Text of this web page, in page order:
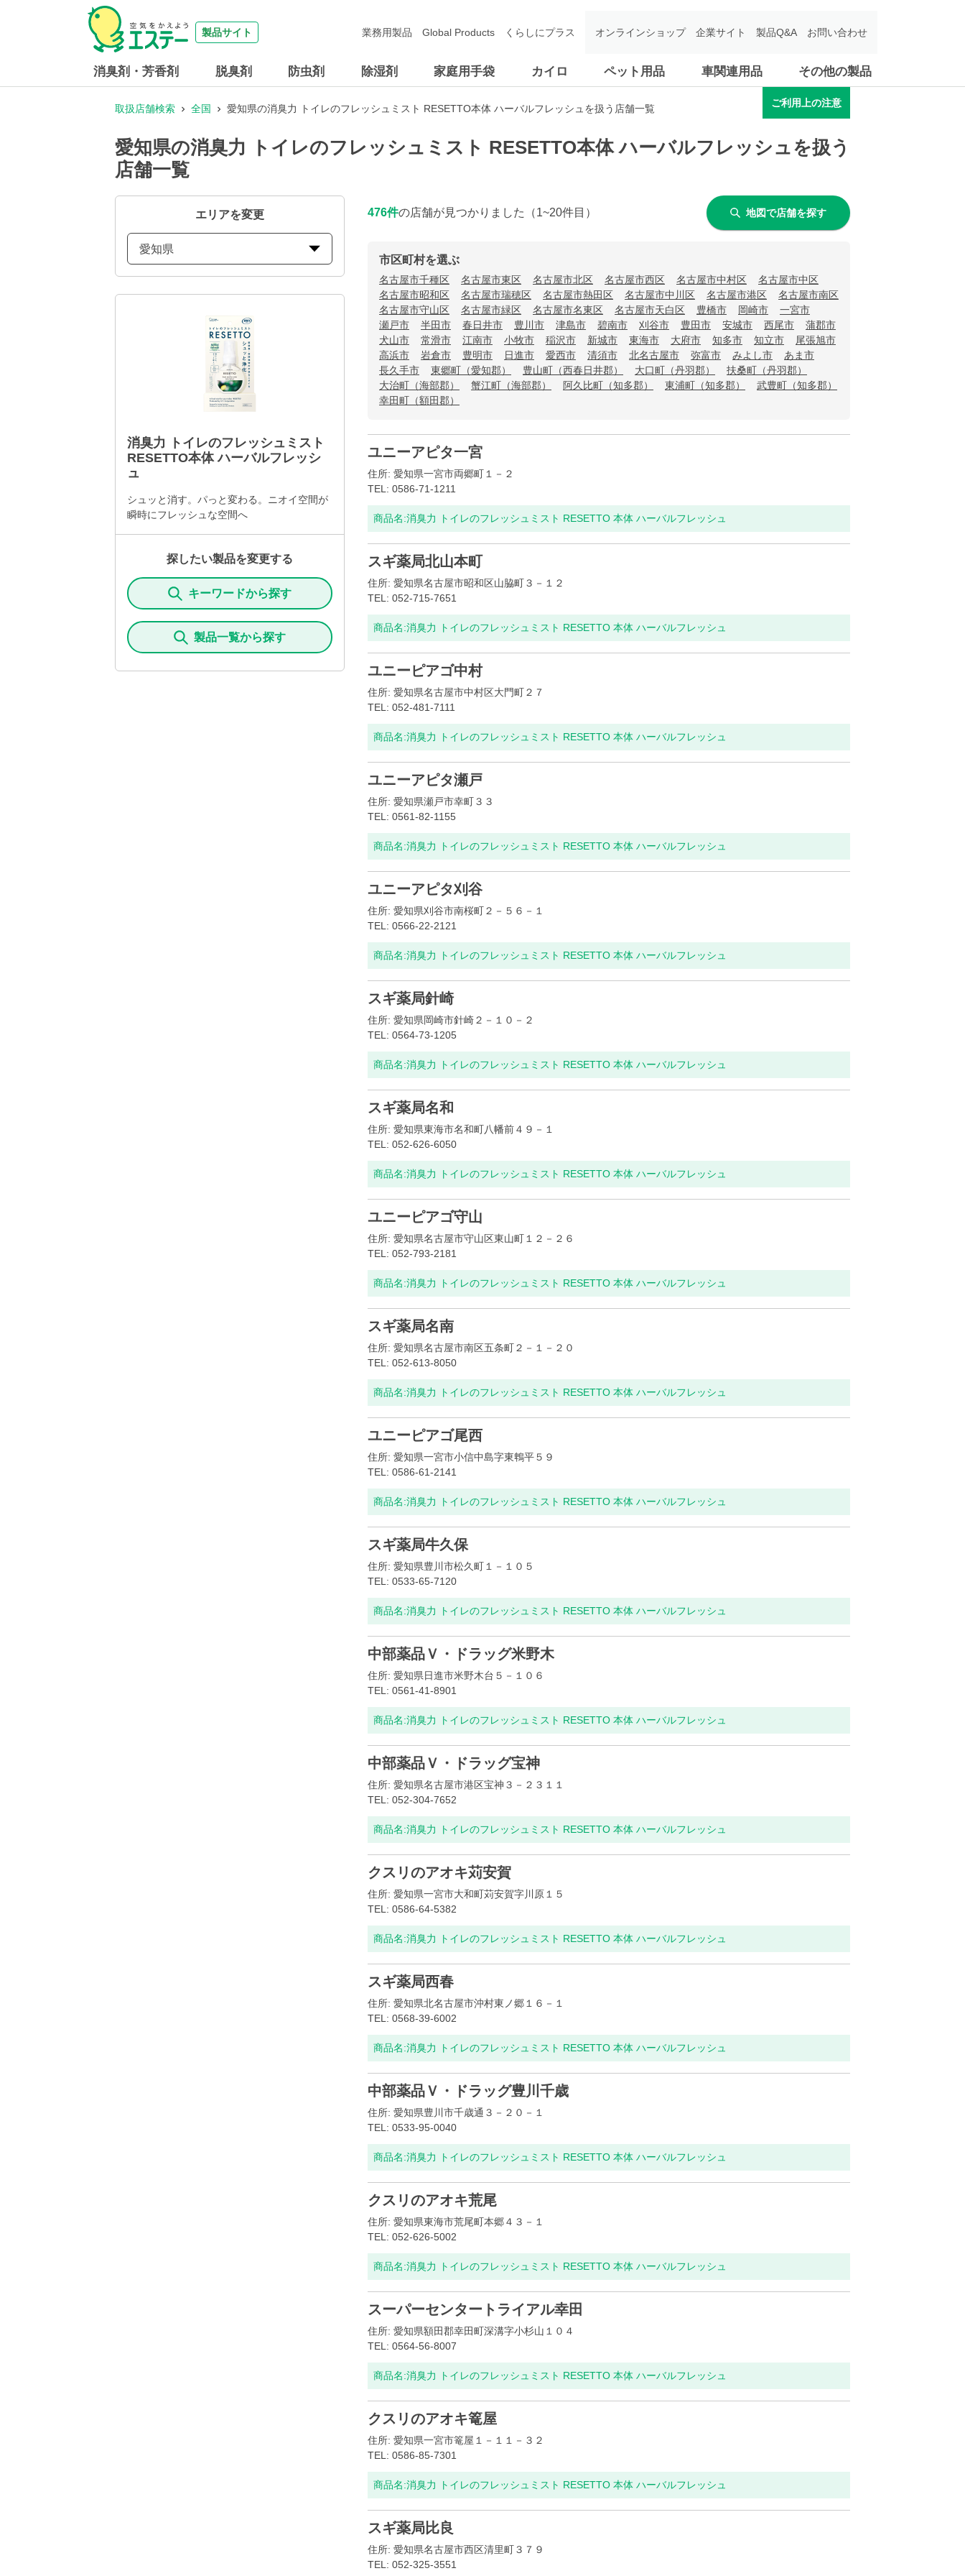
製品サイト
消臭剤・芳香剤 脱臭剤 防虫剤 除湿剤 家庭用手袋 カイロ ペット用品 車関連用品 その他の製品
業務用製品 Global Products くらしにプラス オンラインショップ 企業サイト 製品Q&A お問い合わせ
取扱店舗検索 全国 愛知県の消臭力 トイレのフレッシュミスト RESETTO本体 ハーバルフレッシュを扱う店舗一覧
ご利用上の注意
愛知県の消臭力 トイレのフレッシュミスト RESETTO本体 ハーバルフレッシュを扱う
店舗一覧
エリアを変更
愛知県
消臭力 トイレのフレッシュミスト
RESETTO本体 ハーバルフレッシ
ュ
シュッと消す。パっと変わる。ニオイ空間が
瞬時にフレッシュな空間へ
探したい製品を変更する
キーワードから探す
製品一覧から探す
476件の店舗が見つかりました （1~20件目） 地図で店舗を探す
市区町村を選ぶ
名古屋市千種区 名古屋市東区 名古屋市北区 名古屋市西区 名古屋市中村区
名古屋市中区
名古屋市昭和区
名古屋市瑞穂区 名古屋市熱田区 名古屋市中川区 名古屋市港区
名古屋市南区
名古屋市守山区
名古屋市緑区 名古屋市名東区 名古屋市天白区 豊橋市 岡崎市
一宮市
瀬戸市
半田市 春日井市 豊川市 津島市 碧南市 刈谷市 豊田市 安城市 西尾市
蒲郡市
犬山市
常滑市 江南市 小牧市 稲沢市 新城市 東海市 大府市 知多市 知立市
尾張旭市
高浜市
岩倉市 豊明市 日進市 愛西市 清須市 北名古屋市 弥富市 みよし市
あま市
長久手市
東郷町（愛知郡） 豊山町（西春日井郡） 大口町（丹羽郡）
扶桑町（丹羽郡）
大治町（海部郡）
蟹江町（海部郡） 阿久比町（知多郡） 東浦町（知多郡）
武豊町（知多郡）
幸田町（額田郡）
ユニーアピタ一宮
住所: 愛知県一宮市両郷町１－２
TEL: 0586-71-1211
商品名:消臭力 トイレのフレッシュミスト RESETTO 本体 ハーバルフレッシュ
スギ薬局北山本町
住所: 愛知県名古屋市昭和区山脇町３－１２
TEL: 052-715-7651
商品名:消臭力 トイレのフレッシュミスト RESETTO 本体 ハーバルフレッシュ
ユニーピアゴ中村
住所: 愛知県名古屋市中村区大門町２７
TEL: 052-481-7111
商品名:消臭力 トイレのフレッシュミスト RESETTO 本体 ハーバルフレッシュ
ユニーアピタ瀬戸
住所: 愛知県瀬戸市幸町３３
TEL: 0561-82-1155
商品名:消臭力 トイレのフレッシュミスト RESETTO 本体 ハーバルフレッシュ
ユニーアピタ刈谷
住所: 愛知県刈谷市南桜町２－５６－１
TEL: 0566-22-2121
商品名:消臭力 トイレのフレッシュミスト RESETTO 本体 ハーバルフレッシュ
スギ薬局針崎
住所: 愛知県岡崎市針崎２－１０－２
TEL: 0564-73-1205
商品名:消臭力 トイレのフレッシュミスト RESETTO 本体 ハーバルフレッシュ
スギ薬局名和
住所: 愛知県東海市名和町八幡前４９－１
TEL: 052-626-6050
商品名:消臭力 トイレのフレッシュミスト RESETTO 本体 ハーバルフレッシュ
ユニーピアゴ守山
住所: 愛知県名古屋市守山区東山町１２－２６
TEL: 052-793-2181
商品名:消臭力 トイレのフレッシュミスト RESETTO 本体 ハーバルフレッシュ
スギ薬局名南
住所: 愛知県名古屋市南区五条町２－１－２０
TEL: 052-613-8050
商品名:消臭力 トイレのフレッシュミスト RESETTO 本体 ハーバルフレッシュ
ユニーピアゴ尾西
住所: 愛知県一宮市小信中島字東鵯平５９
TEL: 0586-61-2141
商品名:消臭力 トイレのフレッシュミスト RESETTO 本体 ハーバルフレッシュ
スギ薬局牛久保
住所: 愛知県豊川市松久町１－１０５
TEL: 0533-65-7120
商品名:消臭力 トイレのフレッシュミスト RESETTO 本体 ハーバルフレッシュ
中部薬品Ｖ・ドラッグ米野木
住所: 愛知県日進市米野木台５－１０６
TEL: 0561-41-8901
商品名:消臭力 トイレのフレッシュミスト RESETTO 本体 ハーバルフレッシュ
中部薬品Ｖ・ドラッグ宝神
住所: 愛知県名古屋市港区宝神３－２３１１
TEL: 052-304-7652
商品名:消臭力 トイレのフレッシュミスト RESETTO 本体 ハーバルフレッシュ
クスリのアオキ苅安賀
住所: 愛知県一宮市大和町苅安賀字川原１５
TEL: 0586-64-5382
商品名:消臭力 トイレのフレッシュミスト RESETTO 本体 ハーバルフレッシュ
スギ薬局西春
住所: 愛知県北名古屋市沖村東ノ郷１６－１
TEL: 0568-39-6002
商品名:消臭力 トイレのフレッシュミスト RESETTO 本体 ハーバルフレッシュ
中部薬品Ｖ・ドラッグ豊川千歳
住所: 愛知県豊川市千歳通３－２０－１
TEL: 0533-95-0040
商品名:消臭力 トイレのフレッシュミスト RESETTO 本体 ハーバルフレッシュ
クスリのアオキ荒尾
住所: 愛知県東海市荒尾町本郷４３－１
TEL: 052-626-5002
商品名:消臭力 トイレのフレッシュミスト RESETTO 本体 ハーバルフレッシュ
スーパーセンタートライアル幸田
住所: 愛知県額田郡幸田町深溝字小杉山１０４
TEL: 0564-56-8007
商品名:消臭力 トイレのフレッシュミスト RESETTO 本体 ハーバルフレッシュ
クスリのアオキ篭屋
住所: 愛知県一宮市篭屋１－１１－３２
TEL: 0586-85-7301
商品名:消臭力 トイレのフレッシュミスト RESETTO 本体 ハーバルフレッシュ
スギ薬局比良
住所: 愛知県名古屋市西区清里町３７９
TEL: 052-325-3551